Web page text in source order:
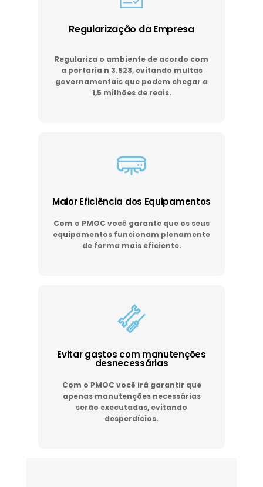
Regularização da Empresa
Regulariza o ambiente de acordo com
a portaria n 3.523, evitando multas
governamentais que podem chegar a
1,5 milhões de reais.
Maior Eficiência dos Equipamentos
Com o PMOC você garante que os seus
equipamentos funcionam plenamente
de forma mais eficiente.
Evitar gastos com manutenções
desnecessárias
Com o PMOC você irá garantir que
apenas manutenções necessárias
serão executadas, evitando
desperdícios.